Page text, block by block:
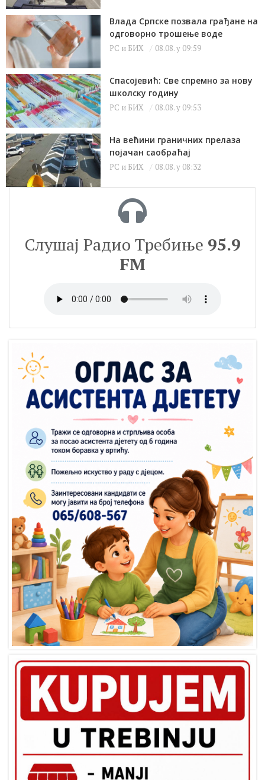
Влада Српске позвала грађане на
одговорно трошење воде
РС и БИХ 08.08. у 09:59
Спасојевић: Све спремно за нову
школску годину
РС и БИХ 08.08. у 09:53
На већини граничних прелаза
појачан саобраћај
РС и БИХ 08.08. у 08:32
Слушај Радио Требиње 95.9
FM